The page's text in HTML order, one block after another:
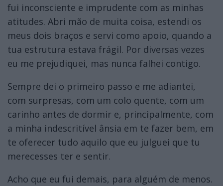
fui inconsciente e imprudente com as minhas
atitudes. Abri mão de muita coisa, estendi os
meus dois braços e servi como apoio, quando a
tua estrutura estava frágil. Por diversas vezes
eu me prejudiquei, mas nunca falhei contigo.
Sempre dei o primeiro passo e me adiantei,
com surpresas, com um colo quente, com um
carinho antes de dormir e, principalmente, com
a minha indescritível ânsia em te fazer bem, em
te oferecer tudo aquilo que eu julguei que tu
merecesses ter e sentir.
Acho que eu fui demais, para alguém de menos.